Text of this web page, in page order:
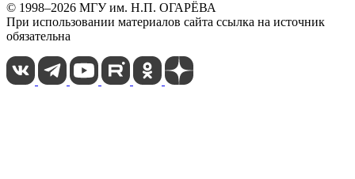
© 1998–2026 МГУ им. Н.П. ОГАРЁВА
При использовании материалов сайта ссылка на источник
обязательна